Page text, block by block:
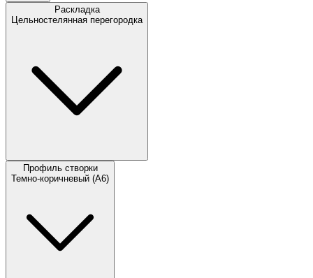
Раскладка
Цельностелянная перегородка
Профиль створки
Темно-коричневый (А6)